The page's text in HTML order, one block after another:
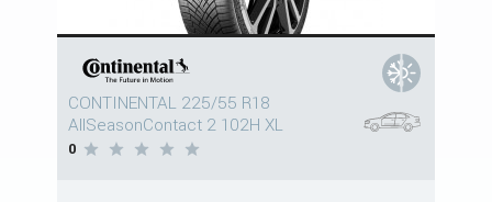
CONTINENTAL 225/55 R18
AllSeasonContact 2 102H XL
0